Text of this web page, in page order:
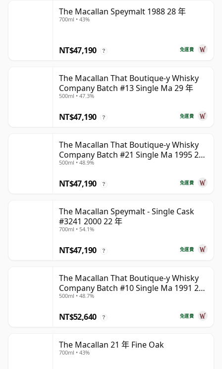
The Macallan Speymalt 1988 28 年
700ml • 43%
免運費
NT$47,190 ?
The Macallan That Boutique-y Whisky
Company Batch #13 Single Ma 29 年
500ml • 47.3%
免運費
NT$47,190 ?
The Macallan That Boutique-y Whisky
Company Batch #21 Single Ma 1995 24
年
500ml • 48.9%
免運費
NT$47,190 ?
The Macallan Speymalt - Single Cask
#3241 2000 22 年
700ml • 54.1%
免運費
NT$47,190 ?
The Macallan That Boutique-y Whisky
Company Batch #10 Single Ma 1991 26
年
500ml • 48.7%
免運費
NT$52,640 ?
The Macallan 21 年 Fine Oak
700ml • 43%